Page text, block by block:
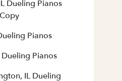
Dueling Pianos
Copy
Pianos
Pianos
IL Dueling